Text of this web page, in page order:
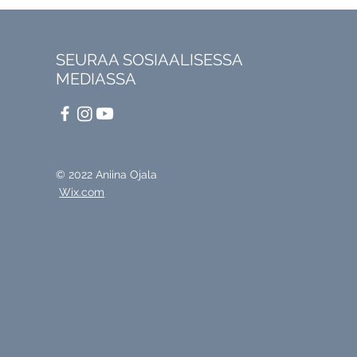
SEURAA SOSIAALISESSA
MEDIASSA
© 2022 Aniina Ojala
Wix.com